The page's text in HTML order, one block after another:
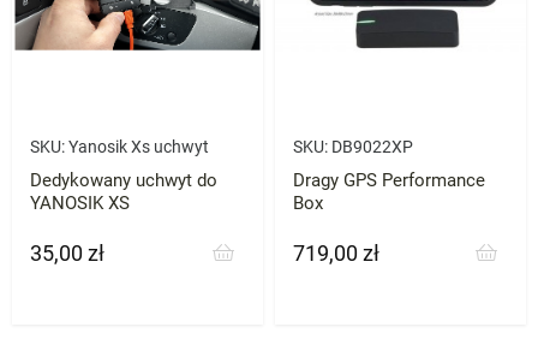
SKU:Yanosik Xs uchwyt
Dedykowany uchwyt do
YANOSIK XS
Cena
35,00 zł
SKU: DB9022XP
Dragy GPS Performance
Box
Cena
719,00 zł